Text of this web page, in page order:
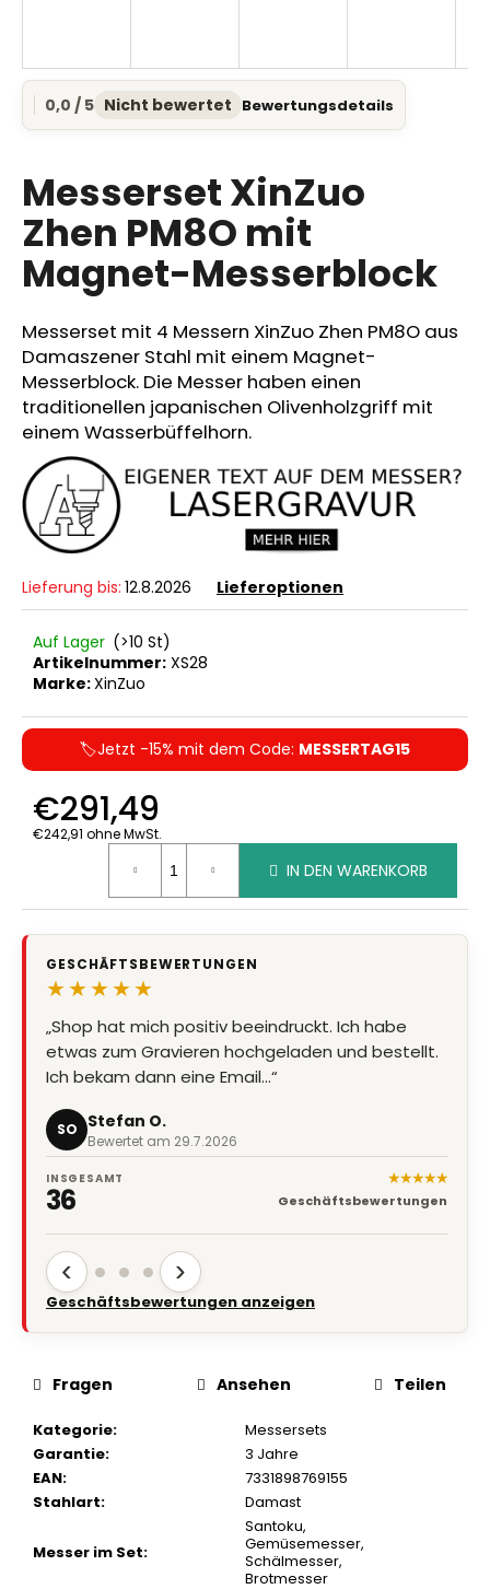
Die
durchschnittliche
ist
0,0
von
5
Sternen.
0,0 / 5 Nicht bewertet Bewertungsdetails
Messerset XinZuo
Zhen PM8O mit
Magnet-Messerblock
Messerset mit 4 Messern XinZuo Zhen PM8O aus
Damaszener Stahl mit einem Magnet-
Messerblock. Die Messer haben einen
traditionellen japanischen Olivenholzgriff mit
einem Wasserbüffelhorn.
Lieferung bis: 12.8.2026 Lieferoptionen
Auf Lager (>10 St)
Artikelnummer: XS28
Marke:XinZuo
🏷️Jetzt -15% mit dem Code: MESSERTAG15
€291,49
€242,91 ohne MwSt.
IN DEN WARENKORB
GESCHÄFTSBEWERTUNGEN
★★★★★
„Super Qualität, Preis Leistung stimmt, Lieferung
super schnell“
Bewertet am 8.7.2026
INSGESAMT
36
★★★★★
Geschäftsbewertungen
‹ ›
Geschäftsbewertungen anzeigen
Garantie:
3 Jahre
EAN:
7331898769155
Stahlart
Damast
Santoku
Gemüsemesser
Schälmesser,
Brotmesser
Magnetständer
SUCHEN
W
i
r
e
m
f
e
h
l
e
n